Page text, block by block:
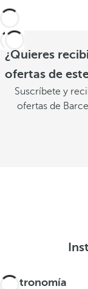
¿Quieres
ofertas de
Suscríbete y
ofertas de
Gastronomía